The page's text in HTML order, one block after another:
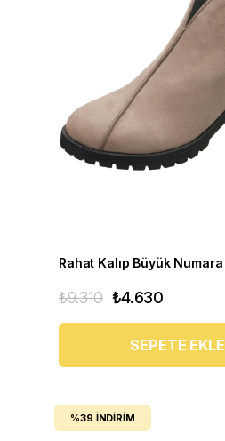
₺4.630
₺9.310
SEPETE EKLE
%39 İNDIRIM